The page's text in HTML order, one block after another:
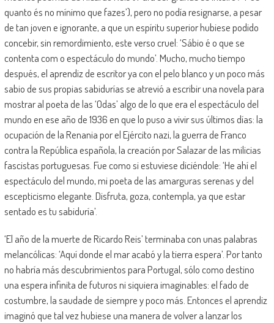
quanto és no mínimo que fazes’), pero no podía resignarse, a pesar
de tan joven e ignorante, a que un espíritu superior hubiese podido
concebir, sin remordimiento, este verso cruel: ‘Sábio é o que se
contenta com o espectáculo do mundo’. Mucho, mucho tiempo
después, el aprendiz de escritor ya con el pelo blanco y un poco más
sabio de sus propias sabidurías se atrevió a escribir una novela para
mostrar al poeta de las ‘Odas’ algo de lo que era el espectáculo del
mundo en ese año de 1936 en que lo puso a vivir sus últimos días: la
ocupación de la Renania por el Ejército nazi, la guerra de Franco
contra la República española, la creación por Salazar de las milicias
fascistas portuguesas. Fue como si estuviese diciéndole: ‘He ahí el
espectáculo del mundo, mi poeta de las amarguras serenas y del
escepticismo elegante. Disfruta, goza, contempla, ya que estar
sentado es tu sabiduría’.
‘El año de la muerte de Ricardo Reis’ terminaba con unas palabras
melancólicas: ‘Aquí donde el mar acabó y la tierra espera’. Por tanto
no habría más descubrimientos para Portugal, sólo como destino
una espera infinita de futuros ni siquiera imaginables: el fado de
costumbre, la saudade de siempre y poco más. Entonces el aprendiz
imaginó que tal vez hubiese una manera de volver a lanzar los